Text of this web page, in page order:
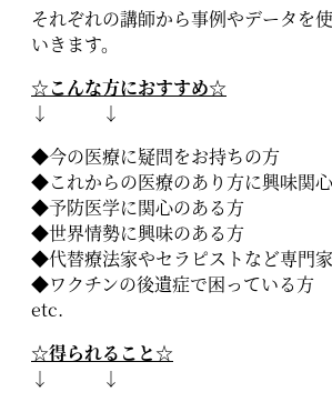
それぞれの講師から事例やデータを
いきます。
☆こんな方におすすめ☆
↓ ↓
◆今の医療に疑問をお持ちの方
◆これからの医療のあり方に興味関
◆予防医学に関心のある方
◆世界情勢に興味のある方
◆代替療法家やセラピストなど専門
◆ワクチンの後遺症で困っている方
etc.
☆得られること☆
↓ ↓